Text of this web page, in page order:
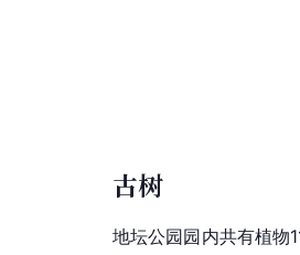
古树
地坛公园园内共有植物